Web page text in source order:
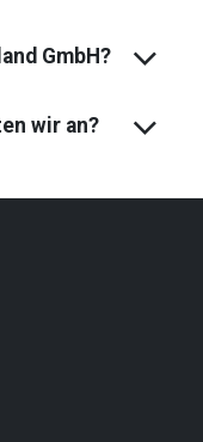
GmbH?
wir an?